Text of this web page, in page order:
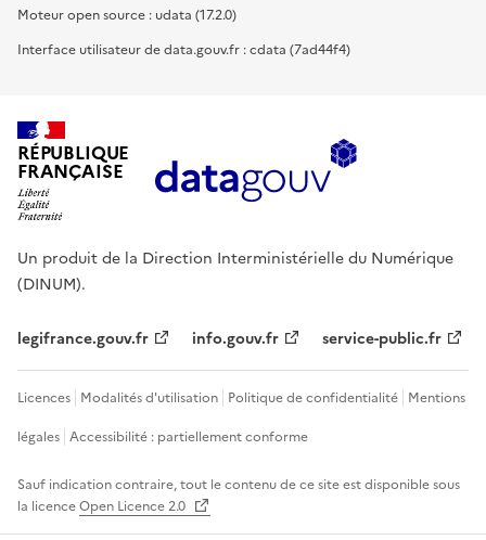
Moteur open source : udata (17.2.0)
Interface utilisateur de data.gouv.fr : cdata (7ad44f4)
RÉPUBLIQUE
FRANÇAISE
Un produit de la Direction Interministérielle du Numérique
(DINUM).
legifrance.gouv.fr info.gouv.fr service-public.fr
Licences Modalités d'utilisation Politique de confidentialité Mentions
légales Accessibilité : partiellement conforme
Sauf indication contraire, tout le contenu de ce site est disponible sous
la licenceOpen Licence 2.0